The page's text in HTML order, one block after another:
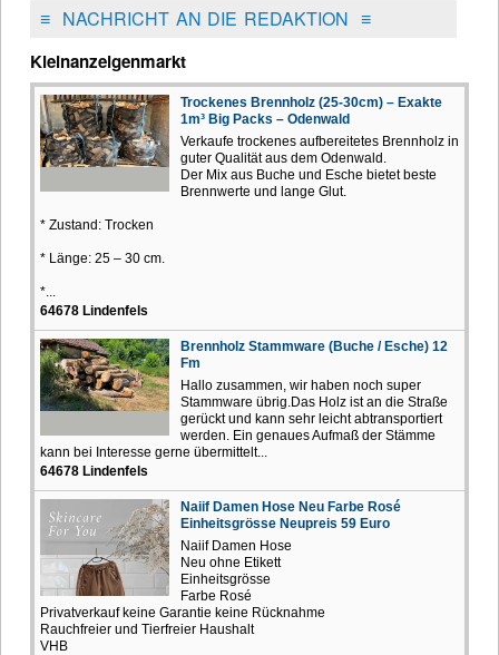
≡NACHRICHT AN DIE REDAKTION ≡
Kleinanzeigenmarkt
Trockenes Brennholz (25-30cm) – Exakte
1m³ Big Packs – Odenwald
Verkaufe trockenes aufbereitetes Brennholz in
guter Qualität aus dem Odenwald.
Der Mix aus Buche und Esche bietet beste
Brennwerte und lange Glut.
* Zustand: Trocken
* Länge: 25 – 30 cm.
*...
64678 Lindenfels
Brennholz Stammware (Buche / Esche) 12
Fm
Hallo zusammen, wir haben noch super
Stammware übrig.Das Holz ist an die Straße
gerückt und kann sehr leicht abtransportiert
werden. Ein genaues Aufmaß der Stämme
kann bei Interesse gerne übermittelt...
64678 Lindenfels
Naiif Damen Hose Neu Farbe Rosé
Einheitsgrösse Neupreis 59 Euro
Naiif Damen Hose
Neu ohne Etikett
Einheitsgrösse
Farbe Rosé
Privatverkauf keine Garantie keine Rücknahme
Rauchfreier und Tierfreier Haushalt
VHB